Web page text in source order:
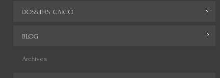
DOSSIERS CARTO
Monde
BLOG
Archives